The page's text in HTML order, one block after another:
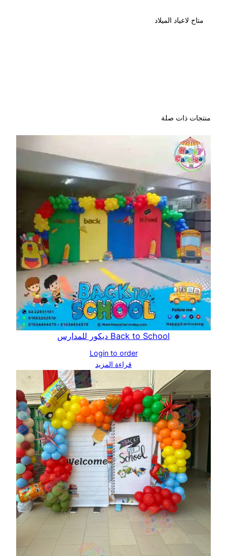
متاح لاعياد الميلاد
منتجات ذات صلة
Back to School ديكور للمدارس
Login to order
قراءة المزيد